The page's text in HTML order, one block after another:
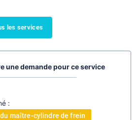
les services
une demande pour ce service
:
maître-cylindre de frein